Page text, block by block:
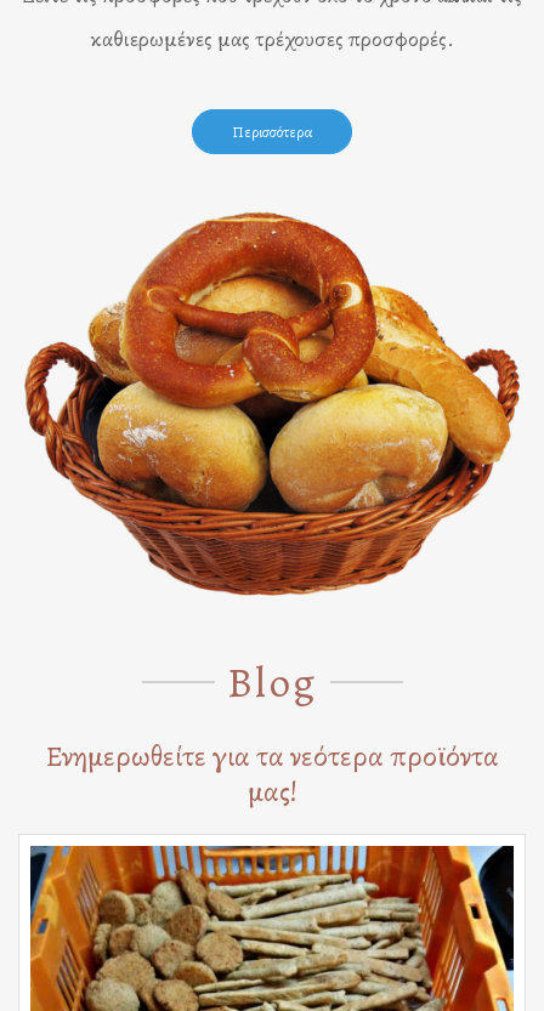
καθιερωμένες μας τρέχουσες προσφορές.
Περισσότερα
Blog
Ενημερωθείτε για τα νεότερα προϊόντα
μας!